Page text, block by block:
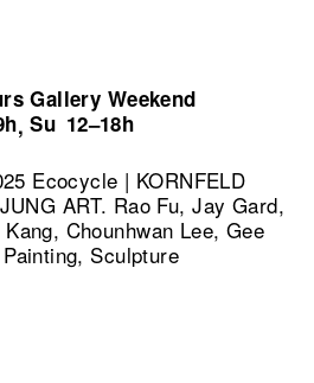
Gallery Weekend
,Su 12–18h
Ecocycle | KORNFELD
ART. Rao Fu, Jay Gard,
Chounhwan Lee, Gee
Sculpture